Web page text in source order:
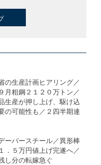
の生産計画ヒアリング／
月粗鋼２１２０万トン／
生産が押し上げ、駆け込
の可能性も／２四半期連
ーバースチール／異形棒
．５万円値上げ完遂へ／
し分の転嫁急ぐ